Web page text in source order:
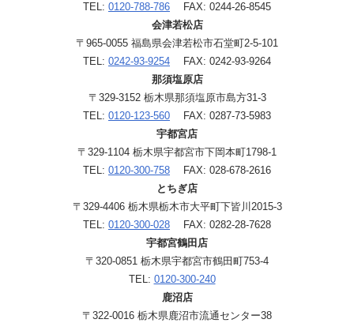
TEL: 0120-788-786 FAX: 0244-26-8545
会津若松店
〒965-0055 福島県会津若松市石堂町2-5-101
TEL: 0242-93-9254 FAX: 0242-93-9264
那須塩原店
〒329-3152 栃木県那須塩原市島方31-3
TEL: 0120-123-560 FAX: 0287-73-5983
宇都宮店
〒329-1104 栃木県宇都宮市下岡本町1798-1
TEL: 0120-300-758 FAX: 028-678-2616
とちぎ店
〒329-4406 栃木県栃木市大平町下皆川2015-3
TEL: 0120-300-028 FAX: 0282-28-7628
宇都宮鶴田店
〒320-0851 栃木県宇都宮市鶴田町753-4
TEL: 0120-300-240
鹿沼店
〒322-0016 栃木県鹿沼市流通センター38